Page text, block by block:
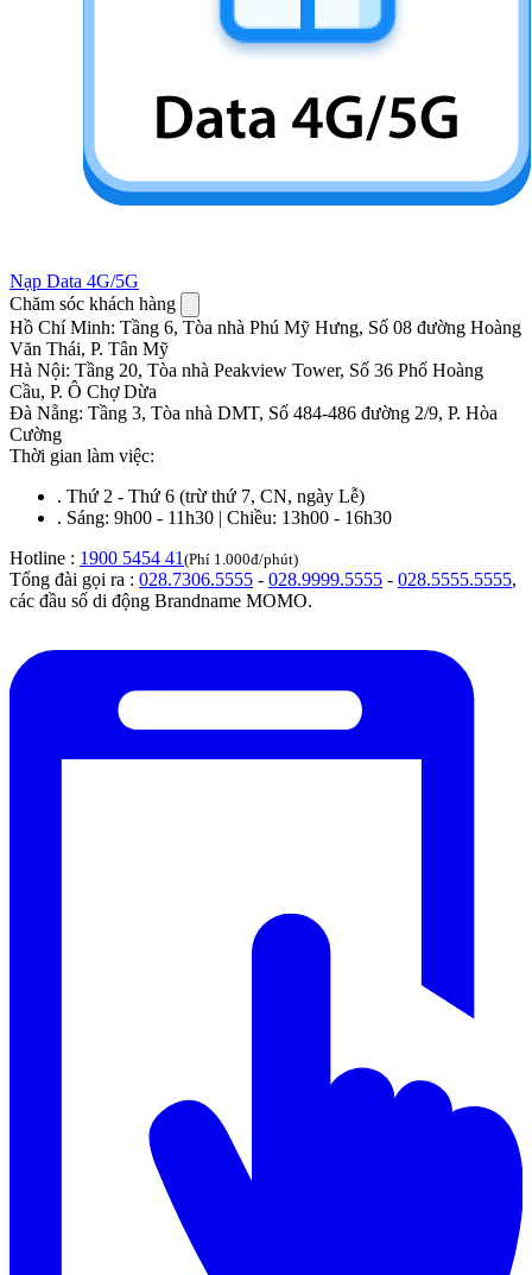
Nạp Data 4G/5G
Chăm sóc khách hàng
Hồ Chí Minh: Tầng 6, Tòa nhà Phú Mỹ Hưng, Số 08 đường Hoàng
Văn Thái, P. Tân Mỹ
Hà Nội: Tầng 20, Tòa nhà Peakview Tower, Số 36 Phố Hoàng
Cầu, P. Ô Chợ Dừa
Đà Nẵng: Tầng 3, Tòa nhà DMT, Số 484-486 đường 2/9, P. Hòa
Cường
Thời gian làm việc:
. Thứ 2 - Thứ 6 (trừ thứ 7, CN, ngày Lễ)
. Sáng: 9h00 - 11h30 | Chiều: 13h00 - 16h30
Hotline : 1900 5454 41 (Phí 1.000đ/phút)
Tổng đài gọi ra : 028.7306.5555 - 028.9999.5555 - 028.5555.5555,
các đầu số di động Brandname MOMO.